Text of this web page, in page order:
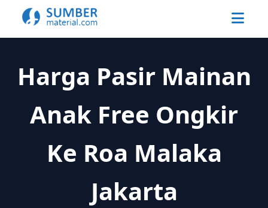
Harga Pasir Mainan
Anak Free Ongkir
Ke Roa Malaka
Jakarta